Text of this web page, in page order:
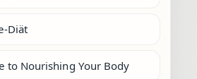
Diät
to Nourishing Your Body